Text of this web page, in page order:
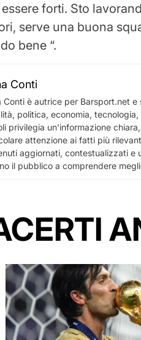
forti. Sto
serve una buona
bene “.
Conti
Conti è autrice per Barsport.net
politica, economia,
privilegia un’informazione
attenzione ai fatti più
aggiornati, contestualizzati e
il pubblico a comprendere